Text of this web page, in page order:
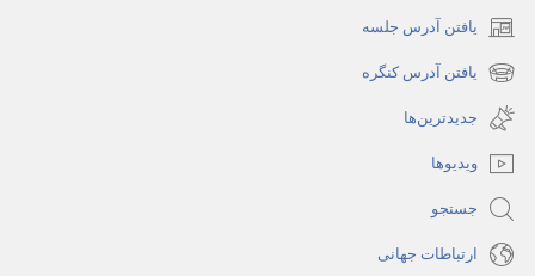
یافتن آدرس جلسه
(پنجره‌ای
جدید
می‌شود)
یافتن آدرس کنگره
(پنجره‌ای
جدید
باز
می‌شود)
جدیدترین‌ها
ویدیوها
جستجو
ارتباطات جهانی